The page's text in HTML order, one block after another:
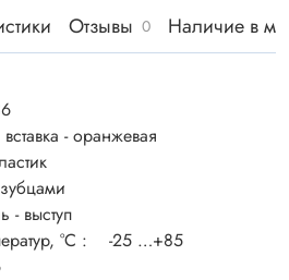
Отзывы 0 Наличие в
- оранжевая
выступ
°C : -25 …+85